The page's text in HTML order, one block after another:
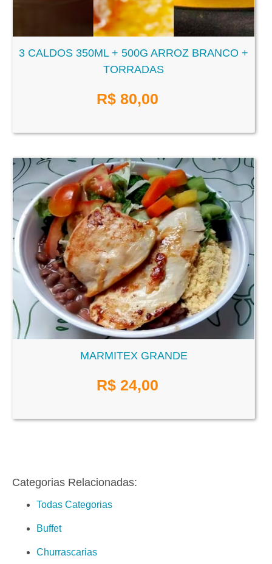
3 CALDOS 350ML + 500G ARROZ BRANCO +
TORRADAS
R$ 80,00
MARMITEX GRANDE
R$ 24,00
Categorias Relacionadas:
Todas Categorias
Buffet
Churrascarias